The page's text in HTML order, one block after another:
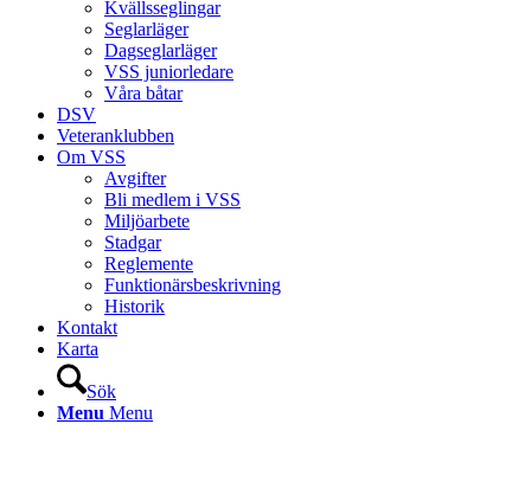
Kvällsseglingar
Seglarläger
Dagseglarläger
VSS juniorledare
Våra båtar
DSV
Veteranklubben
Om VSS
Avgifter
Bli medlem i VSS
Miljöarbete
Stadgar
Reglemente
Funktionärsbeskrivning
Historik
Kontakt
Karta
Sök
Menu Menu